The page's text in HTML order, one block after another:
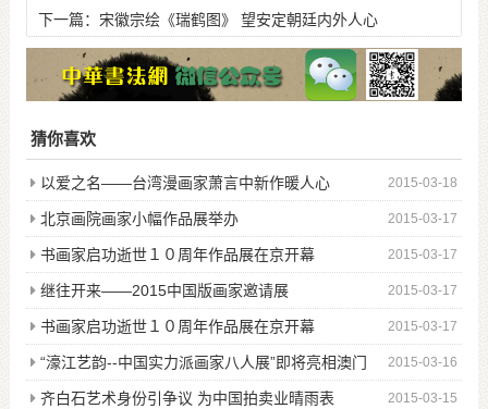
下一篇： 宋徽宗绘《瑞鹤图》 望安定朝廷内外人心
猜你喜欢
2015-03-18
以爱之名——台湾漫画家萧言中新作暖人心
2015-03-17
北京画院画家小幅作品展举办
2015-03-17
书画家启功逝世１０周年作品展在京开幕
2015-03-17
继往开来——2015中国版画家邀请展
2015-03-17
书画家启功逝世１０周年作品展在京开幕
2015-03-16
“濠江艺韵--中国实力派画家八人展”即将亮相澳门
2015-03-15
齐白石艺术身份引争议 为中国拍卖业晴雨表